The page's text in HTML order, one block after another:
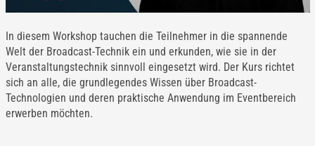
In diesem Workshop tauchen die Teilnehmer in die spannende
Welt der Broadcast-Technik ein und erkunden, wie sie in der
Veranstaltungstechnik sinnvoll eingesetzt wird. Der Kurs richtet
sich an alle, die grundlegendes Wissen über Broadcast-
Technologien und deren praktische Anwendung im Eventbereich
erwerben möchten.